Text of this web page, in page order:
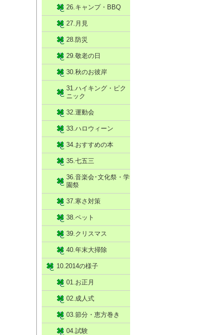
26.キャンプ・BBQ
27.月見
28.防災
29.敬老の日
30.秋のお彼岸
31.ハイキング・ピク
ニック
32.運動会
33.ハロウィーン
34.おすすめの本
35.七五三
36.音楽会･文化祭・学
園祭
37.寒さ対策
38.ペット
39.クリスマス
40.年末大掃除
10.2014の様子
01.お正月
02.成人式
03.節分・恵方巻き
04.試験